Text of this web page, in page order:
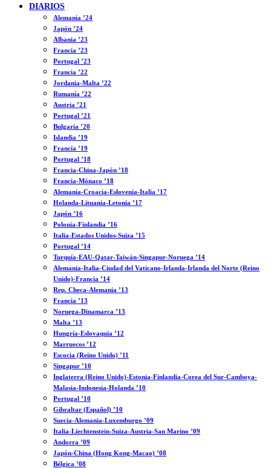
DIARIOS
Alemania ’24
Japón ’24
Albania ’23
Francia ’23
Portugal ’23
Francia ’22
Jordania-Malta ’22
Rumanía ’22
Austria ’21
Portugal ’21
Bulgaria ’20
Islandia ’19
Francia ’19
Portugal ’18
Francia-China-Japón ’18
Francia-Mónaco ’18
Alemania-Croacia-Eslovenia-Italia ’17
Holanda-Lituania-Letonia ’17
Japón ’16
Polonia-Finlandia ’16
Italia-Estados Unidos-Suiza ’15
Portugal ’14
Turquía-EAU-Qatar-Taiwán-Singapur-Noruega ’14
Alemania-Italia-Ciudad del Vaticano-Irlanda-Irlanda del Norte (Reino
Unido)-Francia ’14
Rep. Checa-Alemania ’13
Francia ’13
Noruega-Dinamarca ’13
Malta ’13
Hungría-Eslovaquia ’12
Marruecos ’12
Escocia (Reino Unido) ’11
Singapur ’10
Inglaterra (Reino Unido)-Estonia-Finlandia-Corea del Sur-Camboya-
Malasia-Indonesia-Holanda ’10
Portugal ’10
Gibraltar (Español) ’10
Suecia-Alemania-Luxemburgo ’09
Italia-Liechtenstein-Suiza-Austria-San Marino ’09
Andorra ’09
Japón-China (Hong Kong-Macao) ’08
Bélgica ’08